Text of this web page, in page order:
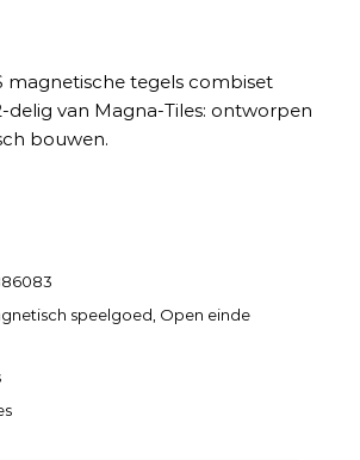
magnetische tegels combiset
delig van Magna-Tiles: ontworpen
bouwen.
speelgoed Open einde